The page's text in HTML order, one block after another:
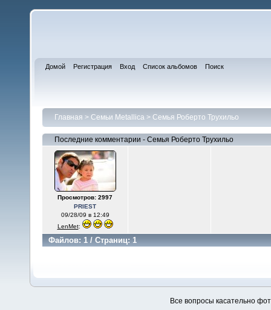
Домой Регистрация Вход Список альбомов Поиск
Главная > Семьи Metallica > Семья Роберто Трухильо
Последние комментарии - Семья Роберто Трухильо
Просмотров: 2997
PRIEST
09/28/09 в 12:49
LenMet:
Файлов: 1 / Страниц: 1
Все вопросы касательно